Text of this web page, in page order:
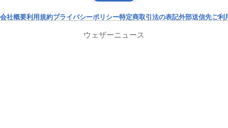
会社概要利用規約プライバシーポリシー特定商取引法の表記外部送信先ご利
ウェザーニュース